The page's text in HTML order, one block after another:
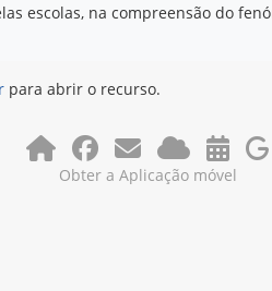
escolas, na compreensão do
para abrir o recurso.
Obter a Aplicação móvel